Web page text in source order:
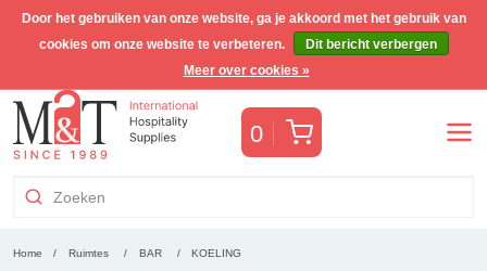
0 Winkelwagen
Home Ruimtes BAR KOELING
Door het gebruiken van onze website, ga je akkoord met het gebruik van
cookies om onze website te verbeteren.
Dit bericht verbergen
Meer over cookies »